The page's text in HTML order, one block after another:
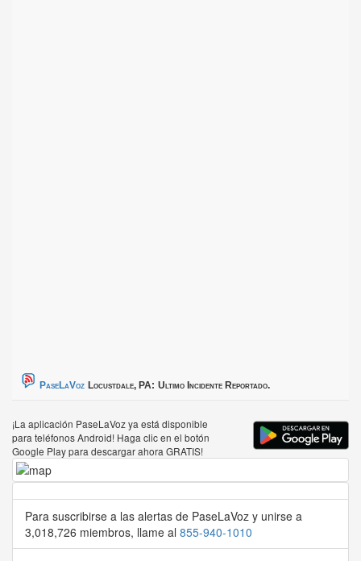
PaseLaVoz Locustdale, PA: Ultimo Incidente Reportado.
¡La aplicación PaseLaVoz ya está disponible
para teléfonos Android! Haga clic en el botón
Google Play para descargar ahora GRATIS!
Para suscribirse a las alertas de PaseLaVoz y unirse a
3,018,726 miembros, llame al 855-940-1010